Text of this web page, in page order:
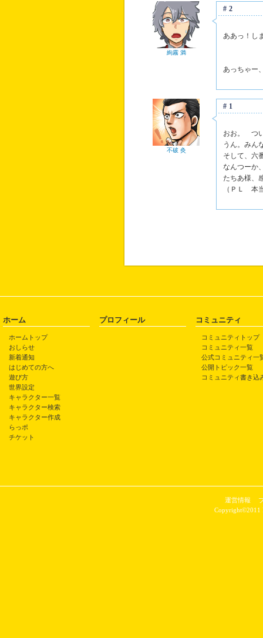
絢霧 満
#2
ああっ！し
あっちゃー
不破 灸
#1
おお。 つ
うん。みん
そして、六
なんつーか
たちあ様、
（ＰＬ 本
ホーム
ホームトップ
おしらせ
新着通知
はじめての方へ
遊び方
世界設定
キャラクター一覧
キャラクター検索
キャラクター作成
らっポ
チケット
プロフィール コミュニティ
コミュニティトップ
コミュニティ一覧
公式コミュニティ一
公開トピック一覧
コミュニティ書き込
運営情報
Copyright©2011